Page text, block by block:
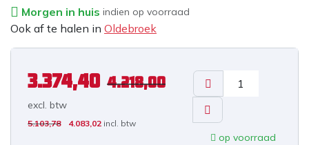
Morgen in huis indien op voorraad
Ook af te halen in Oldebroek
3.374,40 4.218,00
excl. btw
5.103,78 4.083,02 incl. btw
op voorraad